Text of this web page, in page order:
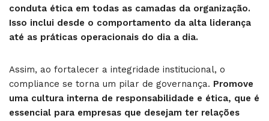
conduta ética em todas as camadas da organização.
Isso inclui desde o comportamento da alta liderança
até as práticas operacionais do dia a dia.
Assim, ao fortalecer a integridade institucional, o
compliance se torna um pilar de governança. Promove
uma cultura interna de responsabilidade e ética, que é
essencial para empresas que desejam ter relações